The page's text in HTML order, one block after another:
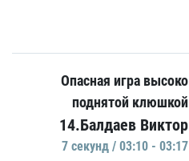
Опасная игра высоко
поднятой клюшкой
14.Балдаев Виктор
7 секунд / 03:10 - 03:17